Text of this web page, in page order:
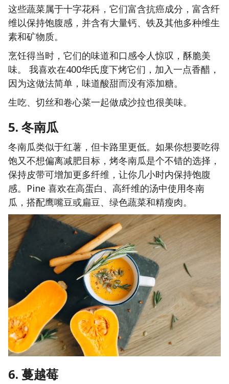
这些蔬菜属于十字花科，它们富含抗癌成分，富含纤
维以保持饱腹感，并含有大量钙、铁及其他多种维生
素和矿物质。
烹饪得当时，它们的味道和口感令人惊叹，酥脆美
味。 我喜欢在400华氏度下烤它们，加入一点香醋，
因为这做法简单，味道酸甜而没有添加糖。
生吃、切丝和卷心菜一起做成沙拉也很美味。
5. 冬南瓜
冬南瓜类似于红薯，但卡路里更低。如果你想要吃得
饱又不想偏离减肥目标，烤冬南瓜是个不错的选择，
保持皮带可增加更多纤维，让你几小时内保持饱腹
感。Pine 喜欢在高蛋白、高纤维的汤中使用冬南
瓜，搭配鹰嘴豆或扁豆、绿色蔬菜和精瘦肉。
6. 蔓越莓